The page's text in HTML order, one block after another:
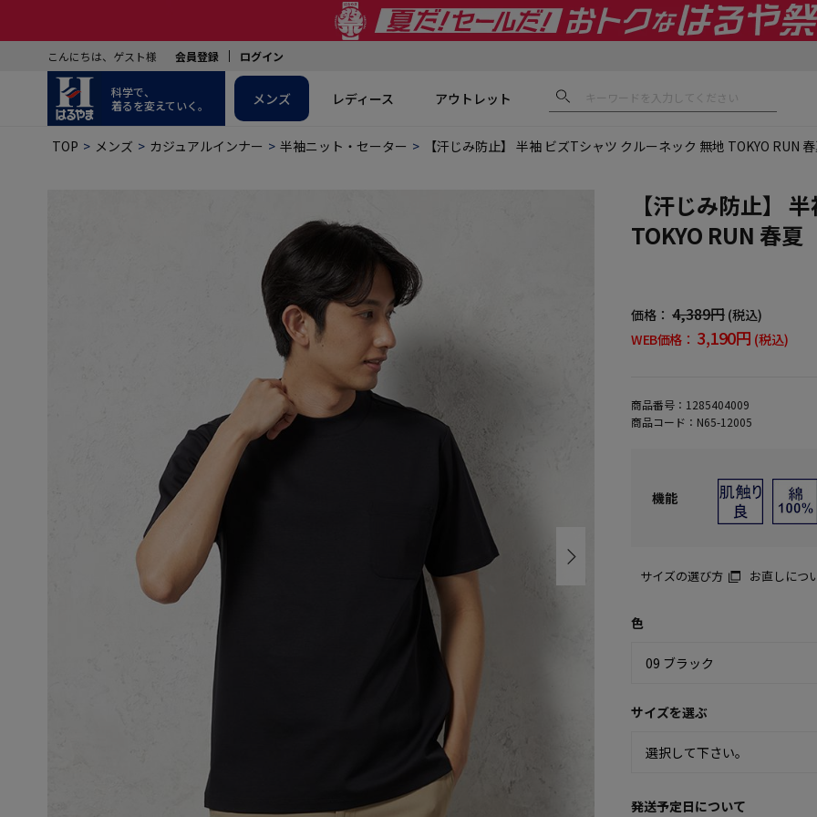
こんにちは、ゲスト様 会員登録 ログイン
科学で、
着るを変えていく。
メンズ レディース アウトレット
TOP メンズ カジュアルインナー 半袖ニット・セーター 【汗じみ防止】 半袖 ビズTシャツ クルーネック 無地 TOKYO RUN
【汗じみ防止】
TOKYO RUN 春夏
価格： 4,389円 (税込)
WEB価格： 3,190円 (税込)
商品番号： 1285404009
商品コード： N65-12005
機能
サイズの選び方 お直しにつ
色
サイズを選ぶ
発送予定日について